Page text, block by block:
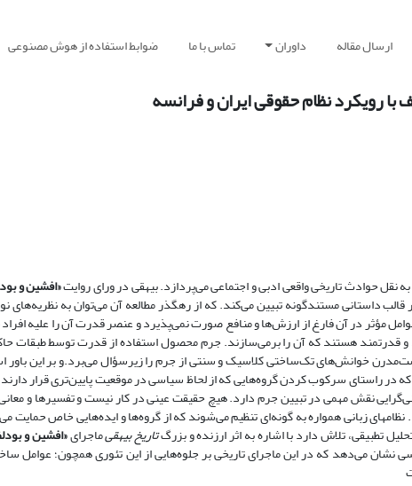
ارسال مقاله داوران تماس با ما ضوابط استفاده از هوش مصنوعی
رویکرد نظام حقوقی ایران و فرانسه
حوادث تاریخی واقعی ادبی و اجتماعی می‌پردازد. بیهقی در ورای روایت«افشین و
داستانی مستند­گونه تبیین می‌کند.که از رهگذر مطالعه آن می‌توان به
در آن فارغ از ارزش‌ها و منافع صورت نمی‌پذیرد و عنصر قدرت آن را علیه افراد
و قدرتمند هستند که آن را بر­می‌سازند‌. جرم محصول استفاده از قدرت توسط طبقات
خوانش­‌های تک‌­ساختی کلاسیک و سنتی از جرم را زیرسؤال می‌­برد.و بر این
در راستای سرکوب کردن گروه‌­هایی که از لحاظ سیاسیدر موقعیت پایین‌­تری قرار
نقش مهمی در تبیین جرم دارد. هیچ حقیقت عینی در کار نیست و تفسیرها و
زبانی همواره به گونه‌­ای تنظیم می­‌شوند که از گروه­‌ها و ایده­‌هایی خاص حمایت
تطبیقی، تلاش دارد با اشاره به اثر ارزنده و بزرگتاریخ بیهقیماجرای«افشین و
می‌دهد که در این ماجرای تاریخی بر جلوه‌هایی از این تئوری همچون؛ عوامل